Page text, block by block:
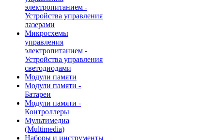
электропитанием -
Устройства управления
лазерами
Микросхемы
управления
электропитанием -
Устройства управления
светодиодами
Модули памяти
Модули памяти -
Батареи
Модули памяти -
Контроллеры
Мультимедиа
(Multimedia)
Наборы и инструменты